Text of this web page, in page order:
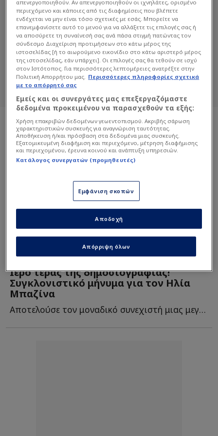
ΗΛΊΑΣ ΜΠΑΖΊΝΑΣ
Διαβάστε όλα τα άρθρα του Sportdog
σχετικά με το θέμα Ηλίας Μπαζίνας.
Sportdog: Πιστό στον φίλαθλο.
Media| 10/08/2025 - 07:16
Ιερό τέρας της δημοσιογραφίας!
Συγκλονιστικό μήνυμα για τον Ηλία
Μπαζίνα
Αποτελούσε τον μοναδικό συνεχιστή μιας μεγάλης παράδοσης σ...
απενεργοποιηθούν. Αν απενεργοποιηθούν οι ιχνηλάτες, ορισμένο
περιεχόμενο και κάποιες από τις διαφημίσεις που βλέπετε
ενδέχεται να μην είναι τόσο σχετικές με εσάς. Μπορείτε να
επανεμφανίσετε αυτό το μενού για να αλλάξετε τις επιλογές σας ή
να αποσύρετε τη συναίνεσή σας ανά πάσα στιγμή πατώντας τον
σύνδεσμο Διαχείριση προτιμήσεων στο κάτω μέρος της
ιστοσελίδας [ή το αιωρούμενο εικονίδιο στο κάτω αριστερό μέρος
της ιστοσελίδας, εάν υπάρχει]. Οι επιλογές σας θα τεθούν σε ισχύ
στον Ιστότοπος. Για περισσότερες λεπτομέρειες ανατρέξτε στην
Πολιτική Απορρήτου μας. Περισσότερες πληροφορίες σχετικά
με το απόρρητό σας
Εμείς και οι συνεργάτες μας επεξεργαζόμαστε
δεδομένα προκειμένου να παρασχεθούν τα εξής:
Χρήση επακριβών δεδομένων γεωεντοπισμού. Ακριβής σάρωση
χαρακτηριστικών συσκευής για αναγνώριση ταυτότητας.
Αποθήκευση ή/και πρόσβαση στα δεδομένα μιας συσκευής.
Εξατομικευμένη διαφήμιση και περιεχόμενο, μέτρηση διαφήμισης
και περιεχομένου, έρευνα κοινού και ανάπτυξη υπηρεσιών.
Κατάλογος συνεργατών (προμηθευτές)
Εμφάνιση σκοπών
Απόρριψη όλων
Αποδοχή